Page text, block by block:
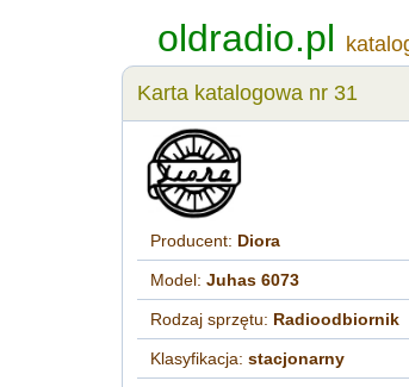
oldradio.pl
Karta katalogowa nr 31
Producent: Diora
Model:Juhas 6073
Rodzaj sprzętu: Radioodbiornik
Klasyfikacja:stacjonarny